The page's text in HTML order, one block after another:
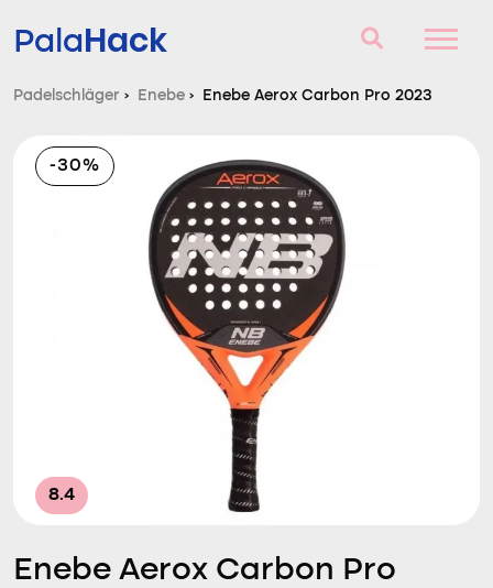
PalaHack
Fragen und Antworten
Vergleich
Padelschläger › Enebe › Enebe Aerox Carbon Pro 2023
-30%
8.4
Enebe Aerox Carbon Pro